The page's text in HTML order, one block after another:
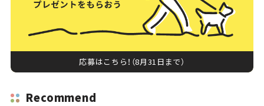
応募はこちら！（8月31日まで）
Recommend